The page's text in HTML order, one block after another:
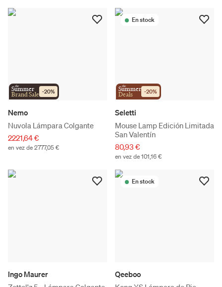
the
Summer
Brand Sale -20%
Nemo
Nuvola Lámpara Colgante
2221,64 €
en vez de 2777,05 €
En stock
the
Summer
Deals -20%
Seletti
Mouse Lamp Edición Limitada
San Valentín
80,93 €
en vez de 101,16 €
Ingo Maurer
En stock
Qeeboo